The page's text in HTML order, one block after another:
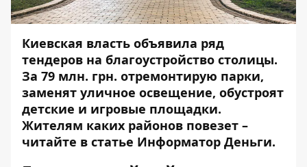
Киевская власть объявила ряд
тендеров на благоустройство столицы.
За 79 млн. грн. отремонтирую парки,
заменят уличное освещение, обустроят
детские и игровые площадки.
Жителям каких районов повезет –
читайте в статье Информатор Деньги.